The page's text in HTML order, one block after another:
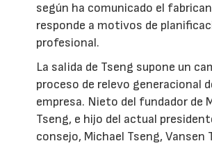
según ha comunicado el
responde a motivos de
profesional.
La salida de Tseng supone un
proceso de relevo generacional
empresa. Nieto del fundador de
Tseng, e hijo del actual
consejo, Michael Tseng, Vansen